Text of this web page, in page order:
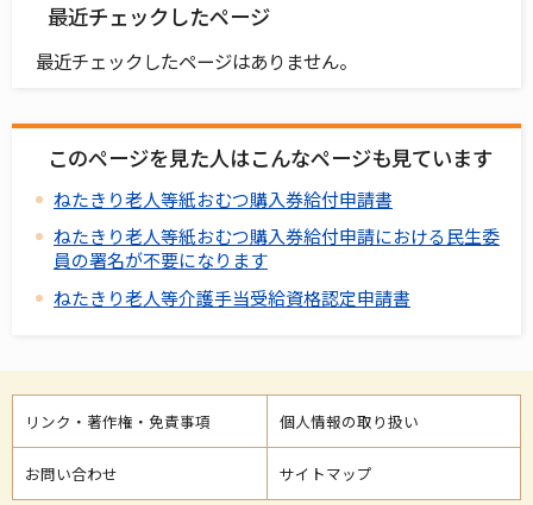
最近チェックしたページ
最近チェックしたページはありません。
このページを見た人はこんなページも見ています
ねたきり老人等紙おむつ購入券給付申請書
ねたきり老人等紙おむつ購入券給付申請における民生委
員の署名が不要になります
ねたきり老人等介護手当受給資格認定申請書
リンク・著作権・免責事項 個人情報の取り扱い
お問い合わせ サイトマップ